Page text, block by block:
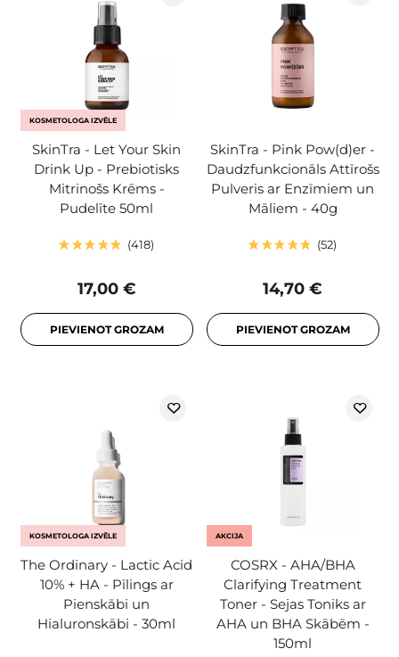
KOSMETOLOGA IZVĒLE
SkinTra - Let Your Skin
Drink Up - Prebiotisks
Mitrinošs Krēms -
Pudelīte 50ml
418
17,00 €
PIEVIENOT GROZAM
SkinTra - Pink Pow(d)er -
Daudzfunkcionāls Attīrošs
Pulveris ar Enzīmiem un
Māliem - 40g
52
14,70 €
PIEVIENOT GROZAM
KOSMETOLOGA IZVĒLE
The Ordinary - Lactic Acid
10% + HA - Pīlings ar
Pienskābi un
Hialuronskābi - 30ml
AKCIJA
COSRX - AHA/BHA
Clarifying Treatment
Toner - Sejas Toniks ar
AHA un BHA Skābēm -
150ml